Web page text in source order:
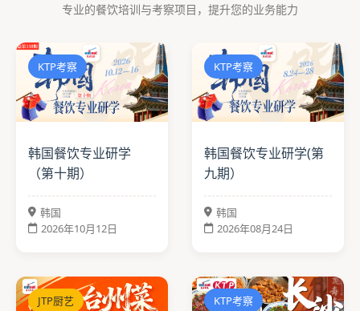
专业的餐饮培训与考察项目，提升您的业务能力
KTP考察
韩国餐饮专业研学
（第十期）
韩国
2026年10月12日
KTP考察
韩国餐饮专业研学(第
九期）
韩国
2026年08月24日
JTP厨艺 KTP考察